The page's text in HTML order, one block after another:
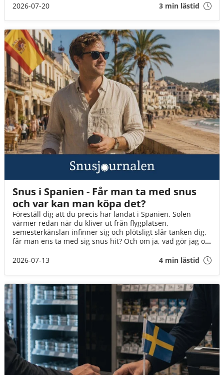
2026-07-20
3 min lästid
Snus i Spanien - Får man ta med snus
och var kan man köpa det?
Föreställ dig att du precis har landat i Spanien. Solen
värmer redan när du kliver ut från flygplatsen,
semesterkänslan infinner sig och plötsligt slår tanken dig,
får man ens ta med sig snus hit? Och om ja, vad gör jag om
veta innan flyget går till Spanien!
2026-07-13 4 min lästid